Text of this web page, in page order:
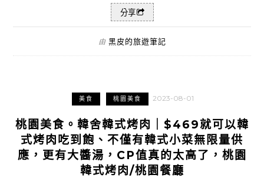
分享
由 黑皮的旅遊筆記
美食 桃園美食 2023-08-01
桃園美食。韓舍韓式烤肉｜$469就可以韓
式烤肉吃到飽、不僅有韓式小菜無限量供
應，更有大醬湯，CP值真的太高了，桃園
韓式烤肉/桃園餐廳